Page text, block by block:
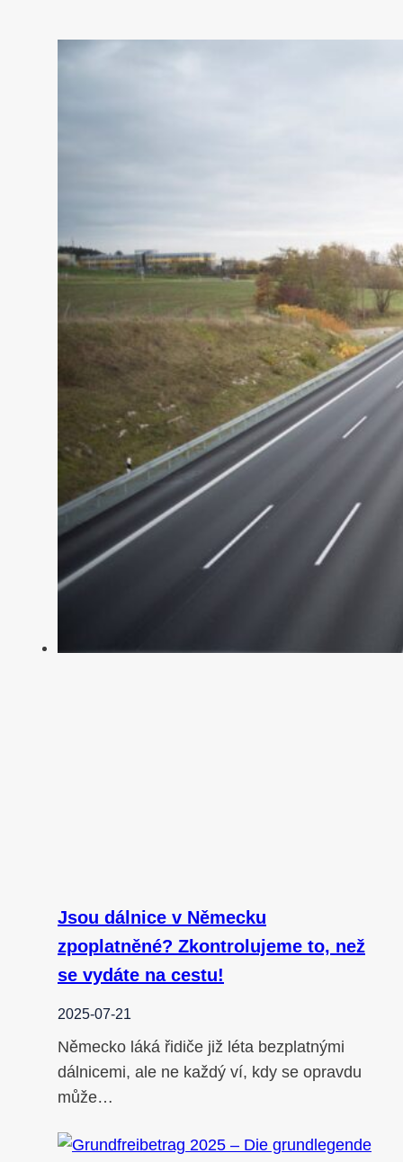
Jsou dálnice v Německu
zpoplatněné? Zkontrolujeme to, než
se vydáte na cestu!
2025-07-21
Německo láká řidiče již léta bezplatnými
dálnicemi, ale ne každý ví, kdy se opravdu
může…